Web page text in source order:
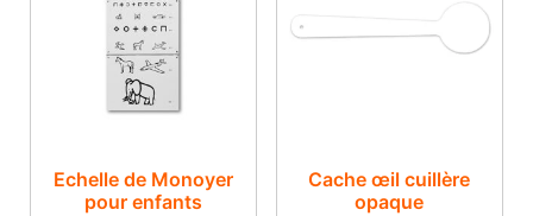
Echelle de Monoyer
pour enfants
Cache œil cuillère
opaque